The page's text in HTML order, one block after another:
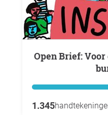
Open Brief: Voor échte inspraak door
1.345